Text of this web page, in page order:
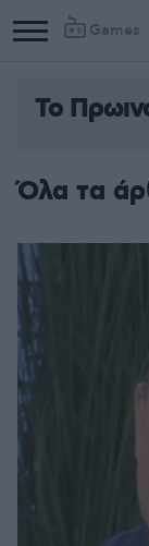
Games
Το
Όλα τα